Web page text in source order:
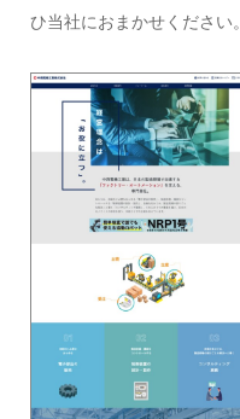
ひ当社におまかせください。